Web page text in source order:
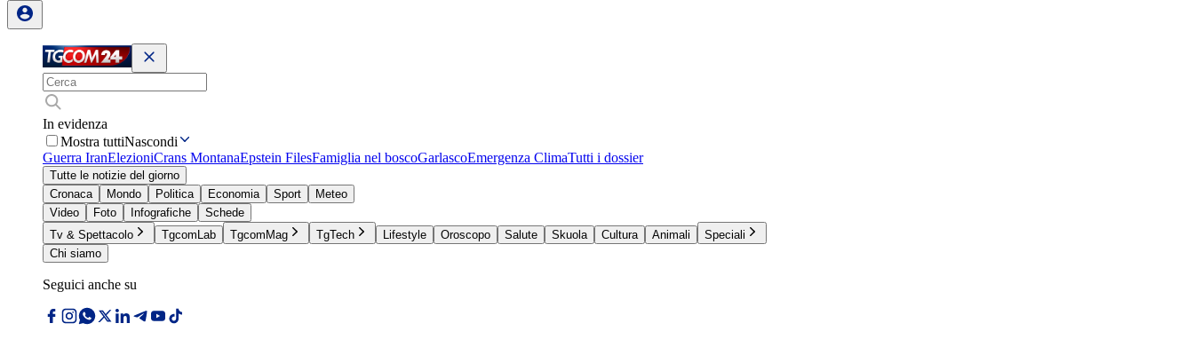
In evidenza
Mostra tuttiNascondi
Guerra IranElezioniCrans MontanaEpstein FilesFamiglia nel boscoGarlascoEmergenza ClimaTutti i dossier
Tutte le notizie del giorno
Cronaca
Mondo Politica Economia Sport
Meteo
Video
Foto Infografiche
Schede
Tv & Spettacolo
TgcomLab TgcomMag TgTech Lifestyle Oroscopo Salute Skuola Cultura Animali
Speciali
Chi siamo
Seguici anche su